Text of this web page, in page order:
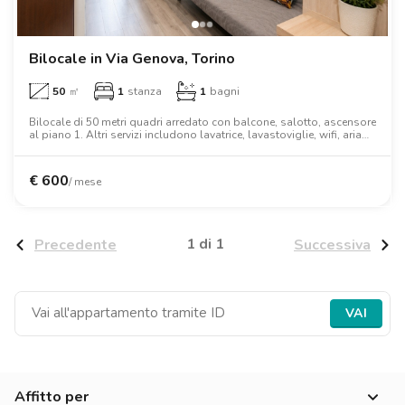
Loft
Loft
Loft
Loft
Loft
Loft
Loft
Roma
Loft
Napoli
Loft
Catania
Loft
Padova
Loft
Bilocale in Via Genova, Torino
50 ㎡ 1 stanza 1 bagni
Bilocale di 50 metri quadri arredato con balcone, salotto, ascensore
al piano 1. Altri servizi includono lavatrice, lavastoviglie, wifi, aria
armadio.
€ 600/ mese
Precedente 1 di 1 Successiva
VAI
Affitto per